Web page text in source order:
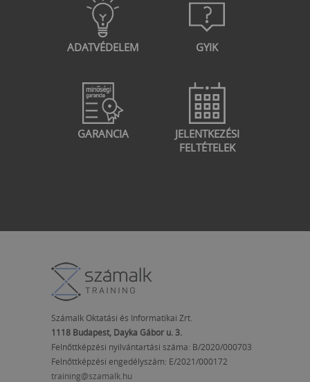
ADATVÉDELEM GYIK
GARANCIA
JELENTKEZÉSI
FELTÉTELEK
Számalk Oktatási és Informatikai Zrt.
1118 Budapest, Dayka Gábor u. 3.
Felnőttképzési nyilvántartási száma: B/2020/000703
Felnőttképzési engedélyszám: E/2021/000172
training@szamalk.hu